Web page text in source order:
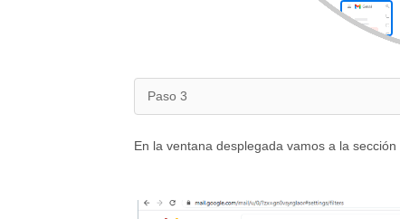
Paso 3
En la ventana desplegada vamos a la